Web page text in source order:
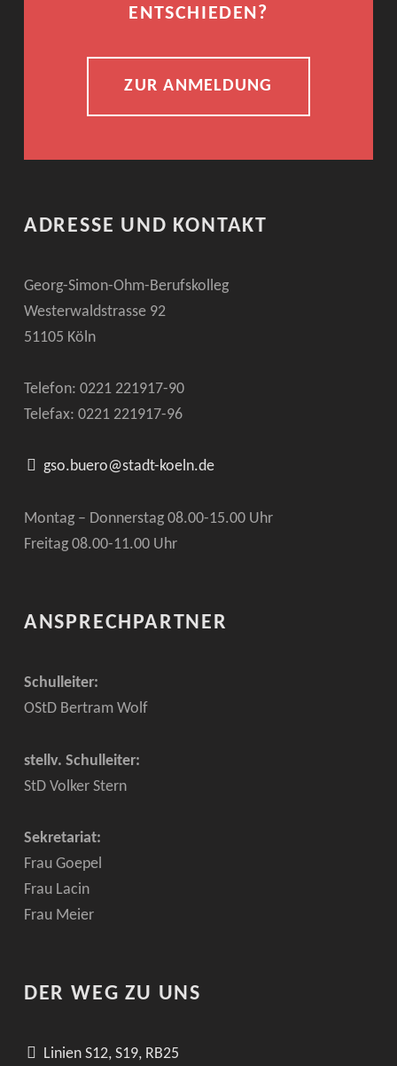
ENTSCHIEDEN?
ZUR ANMELDUNG
ADRESSE UND KONTAKT
Georg-Simon-Ohm-Berufskolleg
Westerwaldstrasse 92
51105 Köln
Telefon: 0221 221917-90
Telefax: 0221 221917-96
gso.buero@stadt-koeln.de
Montag – Donnerstag 08.00-15.00 Uhr
Freitag 08.00-11.00 Uhr
ANSPRECHPARTNER
Schulleiter:
OStD Bertram Wolf
stellv. Schulleiter:
StD Volker Stern
Sekretariat:
Frau Goepel
Frau Lacin
Frau Meier
DER WEG ZU UNS
Linien S12, S19, RB25